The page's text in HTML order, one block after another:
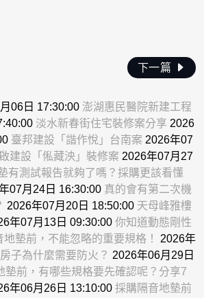
下一篇
06日 17:30:00 澎湖惠民醫院新建工程
淡水新春街住宅裝修案分享 2026
臺邦建設「諧作悅」台南案 2026年07
建設「俬藏泱」裝修案 2026年07月27
有測試報告就夠了嗎？採購更該看懂
07月24日 16:30:00 真的會有第二次機
2026年07月20日 18:50:00 天母峰雅樓
年07月13日 09:30:00 你知道動態剛性
墊前，不能忽略的重要規格！ 2026年
房子為什麼需要防火？ 2026年06月29日
墊前，有哪些規格要先確認呢？分享7
年06月26日 13:10:00 採購隔音地墊前